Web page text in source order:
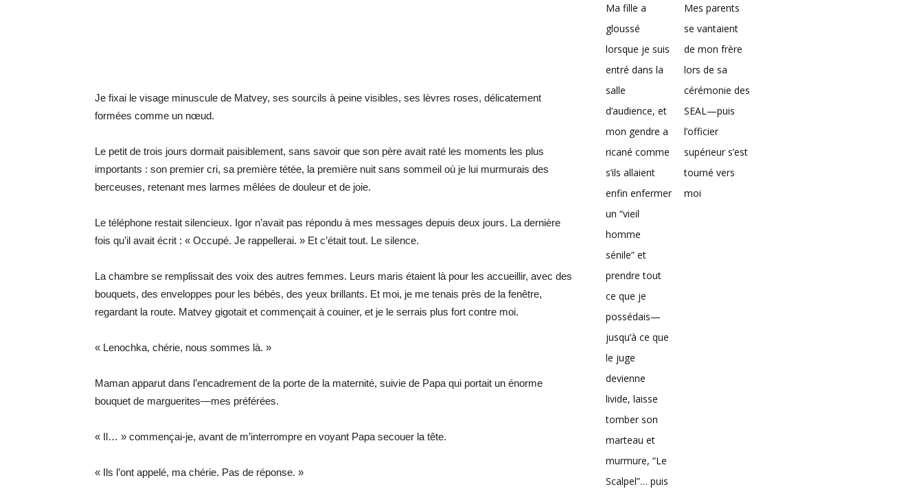
Je fixai le visage minuscule de Matvey, ses sourcils à peine visibles, ses lèvres roses, délicatement
formées comme un nœud.
Le petit de trois jours dormait paisiblement, sans savoir que son père avait raté les moments les plus
importants : son premier cri, sa première tétée, la première nuit sans sommeil où je lui murmurais des
berceuses, retenant mes larmes mêlées de douleur et de joie.
Le téléphone restait silencieux. Igor n’avait pas répondu à mes messages depuis deux jours. La dernière
fois qu’il avait écrit : « Occupé. Je rappellerai. » Et c’était tout. Le silence.
La chambre se remplissait des voix des autres femmes. Leurs maris étaient là pour les accueillir, avec des
bouquets, des enveloppes pour les bébés, des yeux brillants. Et moi, je me tenais près de la fenêtre,
regardant la route. Matvey gigotait et commençait à couiner, et je le serrais plus fort contre moi.
« Lenochka, chérie, nous sommes là. »
Maman apparut dans l’encadrement de la porte de la maternité, suivie de Papa qui portait un énorme
bouquet de marguerites—mes préférées.
« Il… » commençai-je, avant de m’interrompre en voyant Papa secouer la tête.
« Ils l’ont appelé, ma chérie. Pas de réponse. »
Ma fille a
gloussé
lorsque je suis
entré dans la
salle
d’audience, et
mon gendre a
ricané comme
s’ils allaient
enfin enfermer
un “vieil
homme
sénile” et
prendre tout
ce que je
possédais—
jusqu’à ce que
le juge
devienne
livide, laisse
tomber son
marteau et
murmure, “Le
Scalpel”… puis
Mes parents
se vantaient
de mon frère
lors de sa
cérémonie des
SEAL—puis
l’officier
supérieur s’est
tourné vers
moi